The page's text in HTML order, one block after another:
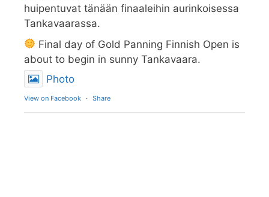
huipentuvat tänään finaaleihin aurinkoisessa
Tankavaarassa.
Final day of Gold Panning Finnish Open is
about to begin in sunny Tankavaara.
Photo
View on Facebook · Share